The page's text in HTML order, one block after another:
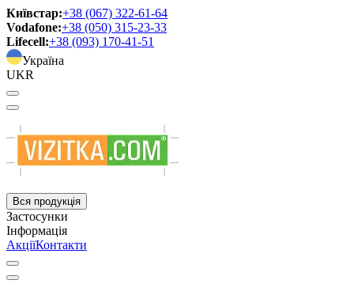
Київстар:+38 (067) 322-61-64
Vodafone:+38 (050) 315-23-33
Lifecell:+38 (093) 170-41-51
Україна
UKR
Вся продукція
Застосунки
Інформація
АкціїКонтакти